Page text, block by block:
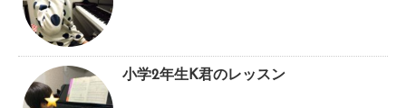
小学2年生K君のレッスン